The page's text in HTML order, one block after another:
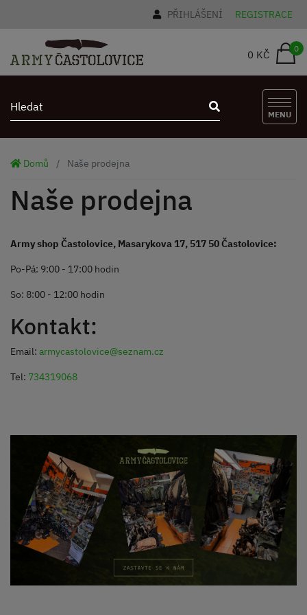
PŘIHLÁŠENÍ REGISTRACE
0 KČ 0
MENU
Domů Naše prodejna
Naše prodejna
Army shop Častolovice, Masarykova 17, 517 50 Častolovice:
Po-Pá: 9:00 - 17:00 hodin
So: 8:00 - 12:00 hodin
Kontakt:
Email: armycastolovice@seznam.cz
Tel: 734319068